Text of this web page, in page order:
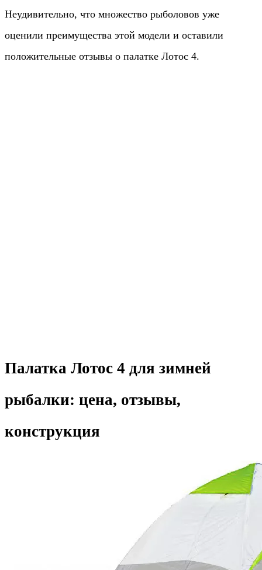
Неудивительно, что множество рыболовов уже
оценили преимущества этой модели и оставили
положительные отзывы о палатке Лотос 4.
Палатка Лотос 4 для зимней
рыбалки: цена, отзывы,
конструкция